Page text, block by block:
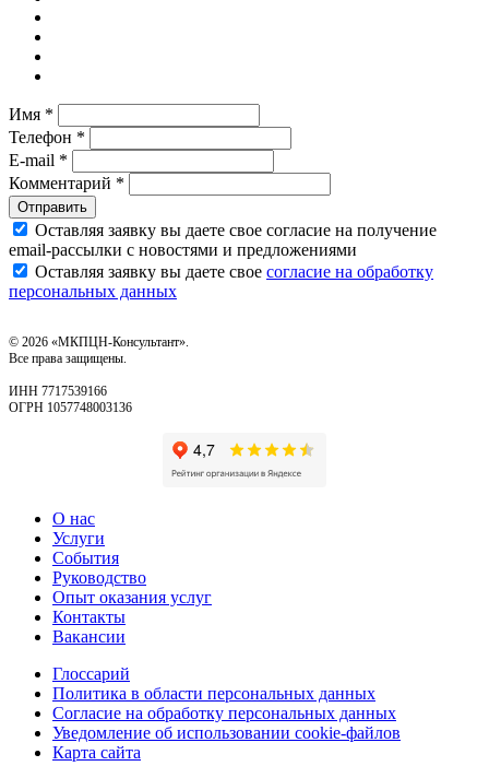
Имя *
Телефон *
E-mail *
Комментарий *
Отправить
Оставляя заявку вы даете свое согласие на получение
email‑рассылки с новостями и предложениями
Оставляя заявку вы даете свое согласие на обработку
персональных данных
© 2026 «МКПЦН-Консультант».
Все права защищены.
ИНН 7717539166
ОГРН 1057748003136
О нас
Услуги
События
Руководство
Опыт оказания услуг
Контакты
Вакансии
Глоссарий
Политика в области персональных данных
Согласие на обработку персональных данных
Уведомление об использовании cookie-файлов
Карта сайта